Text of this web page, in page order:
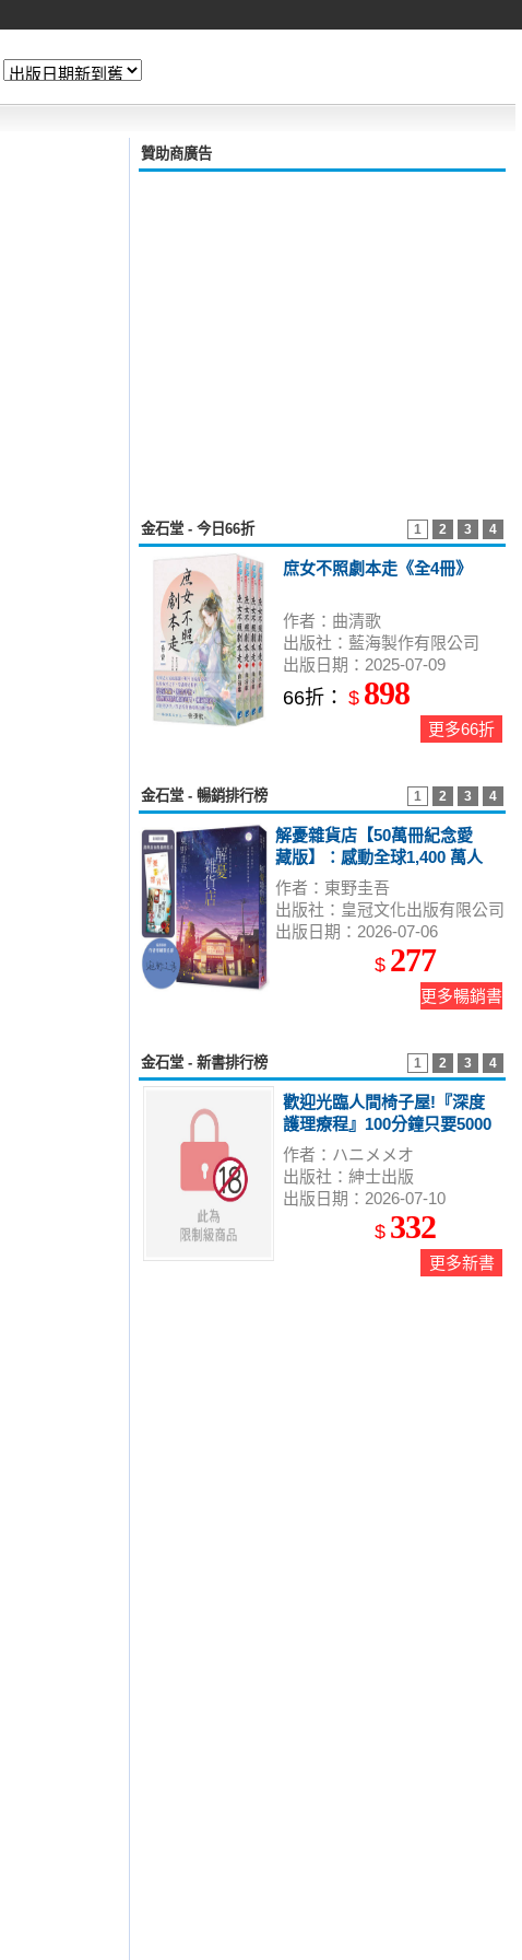
贊助商廣告
1 2 3 4
金石堂 - 今日66折
庶女不照劇本走《全4冊》
作者：曲清歌
出版社：藍海製作有限公司
出版日期：2025-07-09
66折： $ 898
更多66折
1 2 3 4
金石堂 - 暢銷排行榜
解憂雜貨店【50萬冊紀念愛
藏版】：感動全球1,400 萬人
的奇蹟之書，東野圭吾最令
人感動落淚的作品！（附首
刷限定特典「經典封面集錦
明信片」）
作者：東野圭吾
出版社：皇冠文化出版有限公司
出版日期：2026-07-06
$ 277
更多暢銷書
1 2 3 4
金石堂 - 新書排行榜
歡迎光臨人間椅子屋!『深度
護理療程』100分鐘只要5000
円 (全)
作者：ハニメメオ
出版社：紳士出版
出版日期：2026-07-10
$ 332
更多新書